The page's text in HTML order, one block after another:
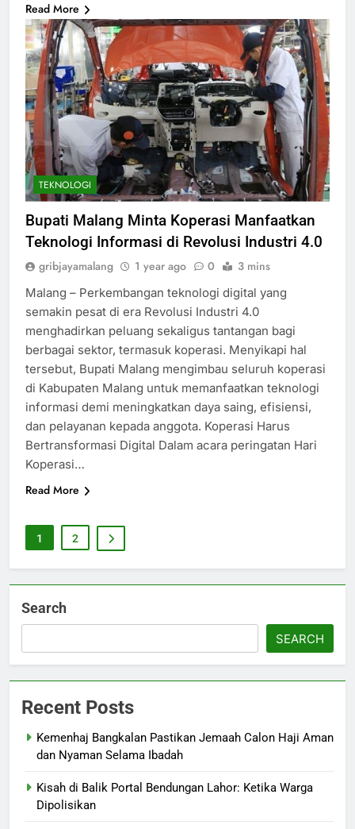
Read More
TEKNOLOGI
Bupati Malang Minta Koperasi Manfaatkan
Teknologi Informasi di Revolusi Industri 4.0
gribjayamalang 1 year ago 0 3 mins
Malang – Perkembangan teknologi digital yang
semakin pesat di era Revolusi Industri 4.0
menghadirkan peluang sekaligus tantangan bagi
berbagai sektor, termasuk koperasi. Menyikapi hal
tersebut, Bupati Malang mengimbau seluruh koperasi
di Kabupaten Malang untuk memanfaatkan teknologi
informasi demi meningkatkan daya saing, efisiensi,
dan pelayanan kepada anggota. Koperasi Harus
Bertransformasi Digital Dalam acara peringatan Hari
Koperasi…
Read More
1 2
Search
SEARCH
Recent Posts
Kemenhaj Bangkalan Pastikan Jemaah Calon Haji Aman
dan Nyaman Selama Ibadah
Kisah di Balik Portal Bendungan Lahor: Ketika Warga
Dipolisikan